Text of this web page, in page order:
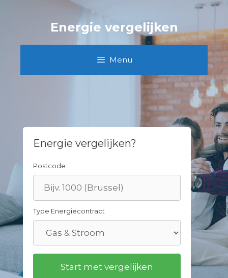
Energie vergelijken
Menu
Energie vergelijken?
Postcode
Type Energiecontract